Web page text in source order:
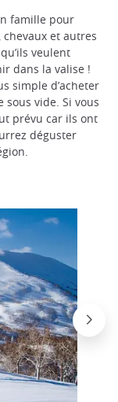
famille pour
et autres
veulent
dans la valise !
simple d’acheter
sous vide. Si vous
prévu car ils ont
déguster